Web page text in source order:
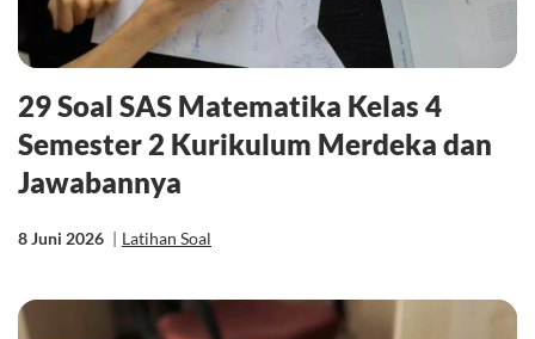
29 Soal SAS Matematika Kelas 4
Semester 2 Kurikulum Merdeka dan
Jawabannya
8 Juni 2026 | Latihan Soal